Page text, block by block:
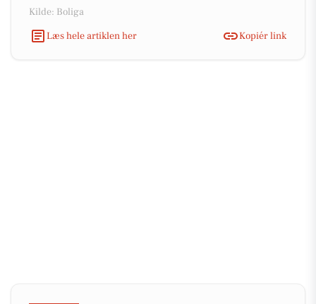
Kilde: Boliga
Læs hele artiklen her
Kopiér link